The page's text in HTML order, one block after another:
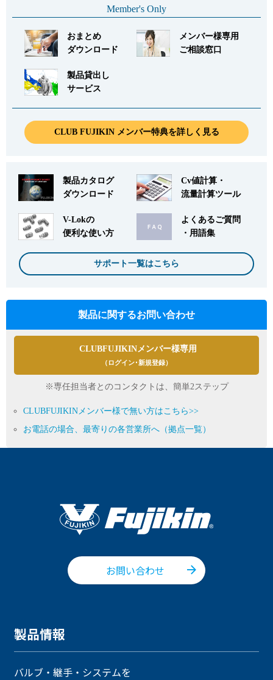
Member's Only
おまとめ
ダウンロード
メンバー様専用
ご相談窓口
製品貸出し
サービス
CLUB FUJIKIN メンバー特典を詳しく見る
製品カタログ
ダウンロード
Cv値計算・
流量計算ツール
V-Lokの
便利な使い方
よくあるご質問
・用語集
サポート一覧はこちら
製品に関するお問い合わせ
CLUBFUJIKINメンバー様専用
（ログイン･新規登録）
※専任担当者とのコンタクトは、簡単2ステップ
CLUBFUJIKINメンバー様で無い方はこちら>>
お電話の場合、最寄りの各営業所へ（拠点一覧）
お問い合わせ
製品情報
バルブ・継手・システムを